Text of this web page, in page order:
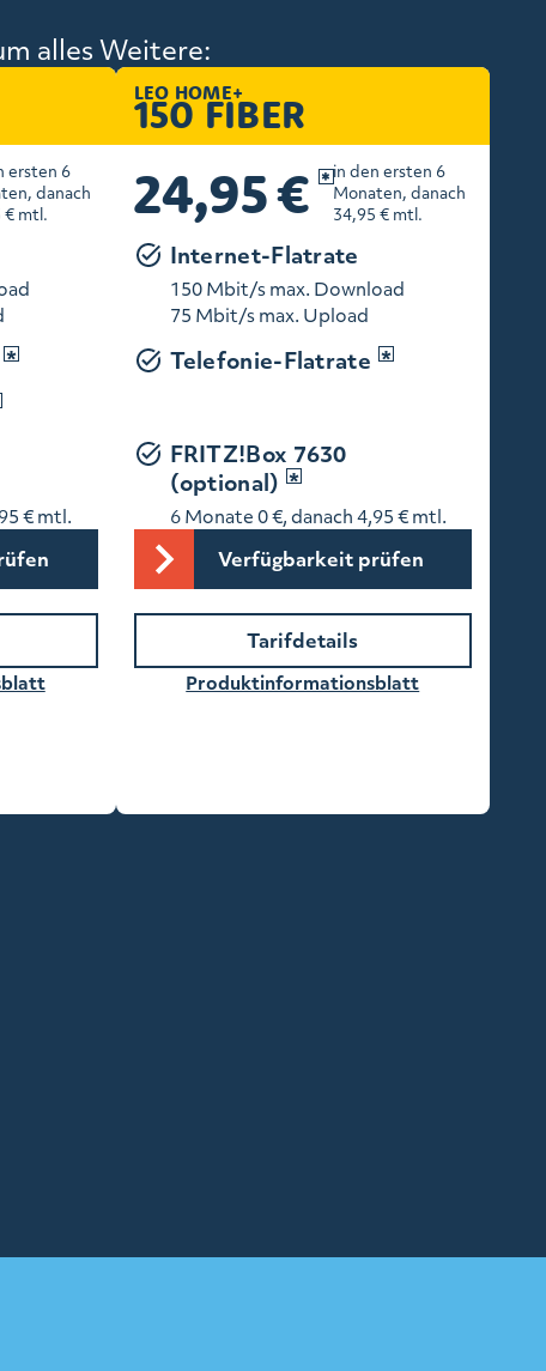
alles Weitere:
LEO HOME+
150 FIBER
24,95 €
in den ersten 6
Monaten, danach
34,95 € mtl.
Internet-Flatrate
150 Mbit/s max. Download
75 Mbit/s max. Upload
Telefonie-Flatrate
FRITZ!Box 7630
(optional)
6 Monate 0 €, danach 4,95 € mtl.
Verfügbarkeit prüfen
Tarifdetails
Produktinformationsblatt
ersten 6
danach
€ mtl.
€ mtl.